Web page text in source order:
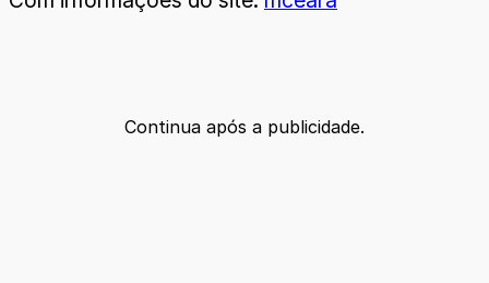
Continua após a publicidade.